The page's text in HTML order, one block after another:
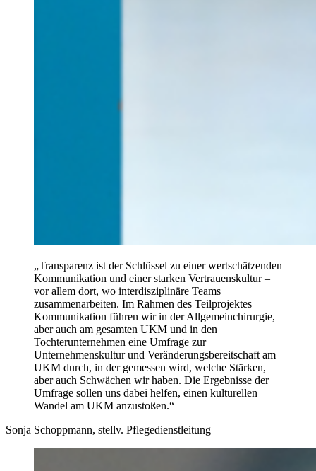
„Transparenz ist der Schlüssel zu einer wertschätzenden
Kommunikation und einer starken Vertrauenskultur –
vor allem dort, wo interdisziplinäre Teams
zusammenarbeiten. Im Rahmen des Teilprojektes
Kommunikation führen wir in der Allgemeinchirurgie,
aber auch am gesamten UKM und in den
Tochterunternehmen eine Umfrage zur
Unternehmenskultur und Veränderungsbereitschaft am
UKM durch, in der gemessen wird, welche Stärken,
aber auch Schwächen wir haben. Die Ergebnisse der
Umfrage sollen uns dabei helfen, einen kulturellen
Wandel am UKM anzustoßen.“
Sonja Schoppmann, stellv. Pflegedienstleitung